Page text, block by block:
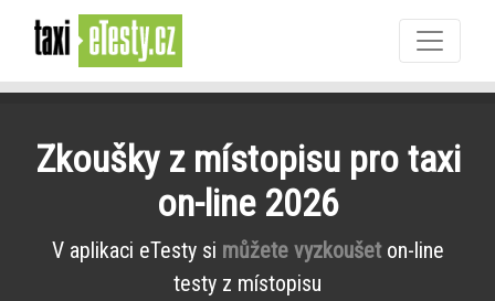
Zkoušky z místopisu pro taxi
on-line 2026
V aplikaci eTesty si můžete vyzkoušeton-line
testy z místopisu